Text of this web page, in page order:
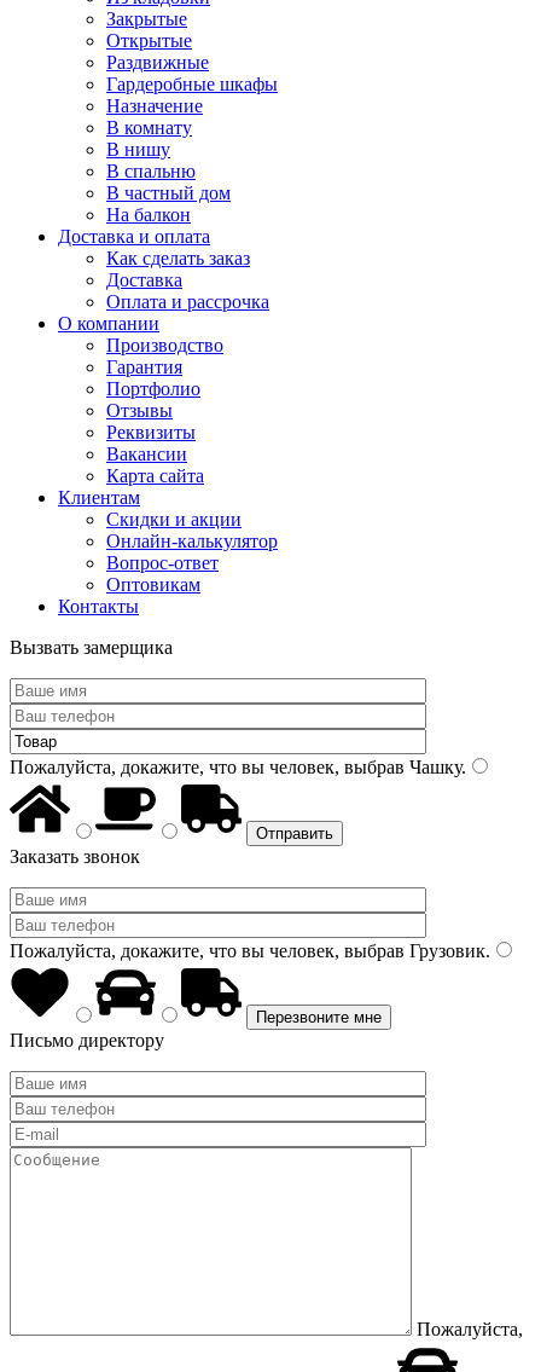
Закрытые
Открытые
Раздвижные
Гардеробные шкафы
Назначение
В комнату
В нишу
В спальню
В частный дом
На балкон
Доставка и оплата
Как сделать заказ
Доставка
Оплата и рассрочка
О компании
Производство
Гарантия
Портфолио
Отзывы
Реквизиты
Вакансии
Карта сайта
Клиентам
Скидки и акции
Онлайн-калькулятор
Вопрос-ответ
Оптовикам
Контакты
Вызвать замерщика
Пожалуйста, докажите, что вы человек, выбрав Чашку.
Заказать звонок
Пожалуйста, докажите, что вы человек, выбрав Грузовик.
Письмо директору
Пожалуйста,